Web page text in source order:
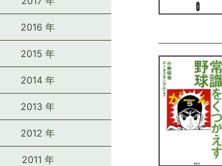
2016 年
2015 年
2014 年
2013 年
2012 年
2011 年